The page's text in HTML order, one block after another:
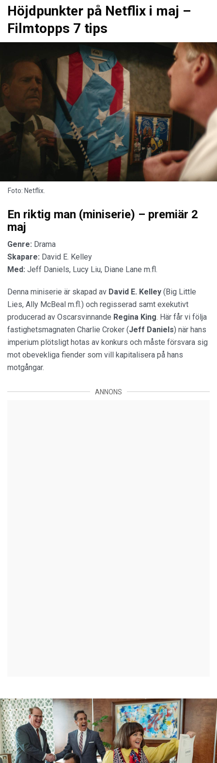
Höjdpunkter på Netflix i maj –
Filmtopps 7 tips
Foto: Netflix.
En riktig man (miniserie) – premiär 2
maj
Genre: Drama
Skapare: David E. Kelley
Med: Jeff Daniels, Lucy Liu, Diane Lane m.fl.
Denna miniserie är skapad av David E. Kelley (Big Little
Lies, Ally McBeal m.fl.) och regisserad samt exekutivt
producerad av Oscarsvinnande Regina King. Här får vi följa
fastighetsmagnaten Charlie Croker (Jeff Daniels) när hans
imperium plötsligt hotas av konkurs och måste försvara sig
mot obevekliga fiender som vill kapitalisera på hans
motgångar.
ANNONS